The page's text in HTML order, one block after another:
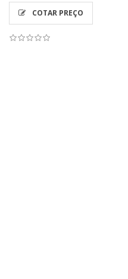
COTAR PREÇO